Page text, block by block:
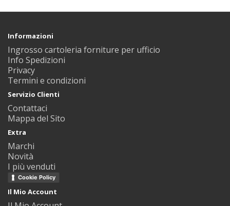
Informazioni
Ingrosso cartoleria forniture per ufficio
Info Spedizioni
Privacy
Termini e condizioni
Servizio Clienti
Contattaci
Mappa del Sito
Extra
Marchi
Novità
I più venduti
Cookie Policy
Il Mio Account